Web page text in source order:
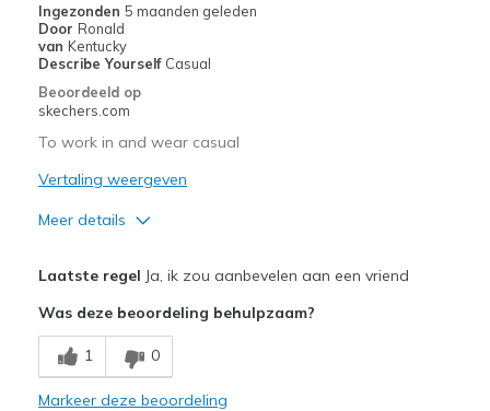
Ingezonden 5 maanden geleden
Door Ronald
van Kentucky
Describe Yourself Casual
Beoordeeld op
skechers.com
To work in and wear casual
Vertaling weergeven
Meer details
Minpunten
Poor Cushioning
Laatste regel Ja, ik zou aanbevelen aan een vriend
Was deze beoordeling behulpzaam?
1 0
Markeer deze beoordeling